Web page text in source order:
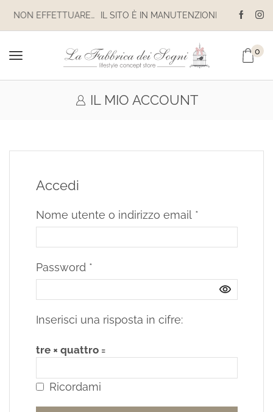
IL SITO È IN MANUTENZIONE. NON EFFETTUARE ACQUISTI. LE SPEDIZIONI SONO SOSPESE
0
IL MIO ACCOUNT
Accedi
Nome utente o indirizzo email *
Password *
Inserisci una risposta in cifre:
tre × quattro =
Ricordami